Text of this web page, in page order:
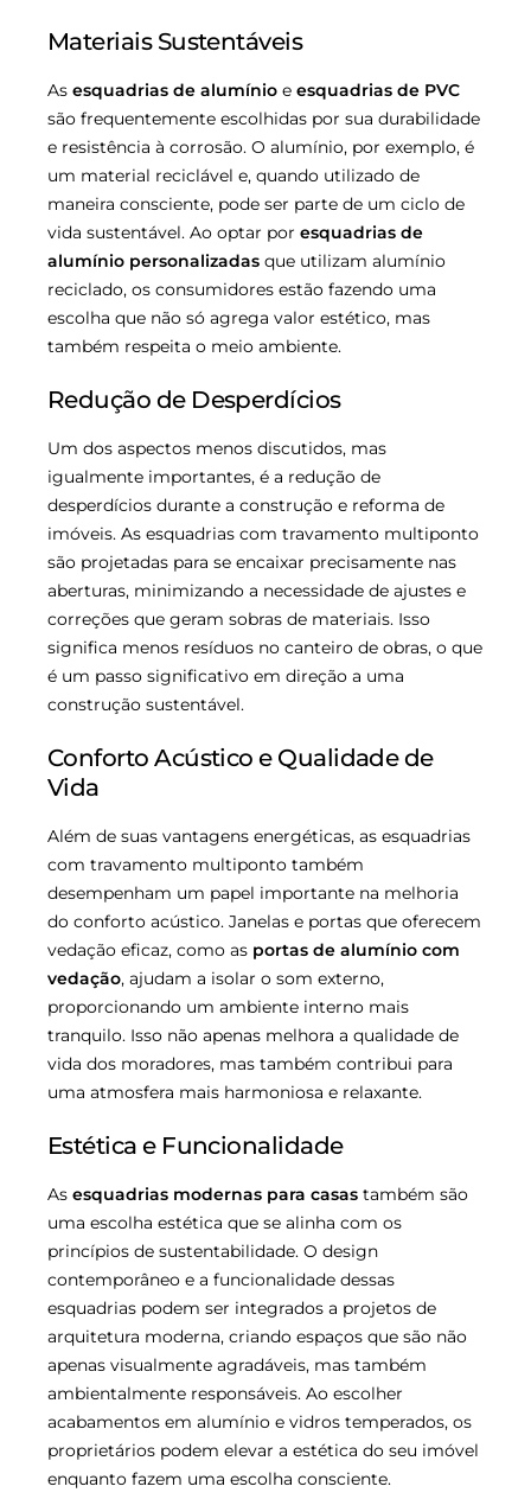
Materiais Sustentáveis
As esquadrias de alumínio e esquadrias de PVC
são frequentemente escolhidas por sua durabilidade
e resistência à corrosão. O alumínio, por exemplo, é
um material reciclável e, quando utilizado de
maneira consciente, pode ser parte de um ciclo de
vida sustentável. Ao optar por esquadrias de
alumínio personalizadas que utilizam alumínio
reciclado, os consumidores estão fazendo uma
escolha que não só agrega valor estético, mas
também respeita o meio ambiente.
Redução de Desperdícios
Um dos aspectos menos discutidos, mas
igualmente importantes, é a redução de
desperdícios durante a construção e reforma de
imóveis. As esquadrias com travamento multiponto
são projetadas para se encaixar precisamente nas
aberturas, minimizando a necessidade de ajustes e
correções que geram sobras de materiais. Isso
significa menos resíduos no canteiro de obras, o que
é um passo significativo em direção a uma
construção sustentável.
Conforto Acústico e Qualidade de
Vida
Além de suas vantagens energéticas, as esquadrias
com travamento multiponto também
desempenham um papel importante na melhoria
do conforto acústico. Janelas e portas que oferecem
vedação eficaz, como as portas de alumínio com
vedação, ajudam a isolar o som externo,
proporcionando um ambiente interno mais
tranquilo. Isso não apenas melhora a qualidade de
vida dos moradores, mas também contribui para
uma atmosfera mais harmoniosa e relaxante.
Estética e Funcionalidade
As esquadrias modernas para casas também são
uma escolha estética que se alinha com os
princípios de sustentabilidade. O design
contemporâneo e a funcionalidade dessas
esquadrias podem ser integrados a projetos de
arquitetura moderna, criando espaços que são não
apenas visualmente agradáveis, mas também
ambientalmente responsáveis. Ao escolher
acabamentos em alumínio e vidros temperados, os
proprietários podem elevar a estética do seu imóvel
enquanto fazem uma escolha consciente.